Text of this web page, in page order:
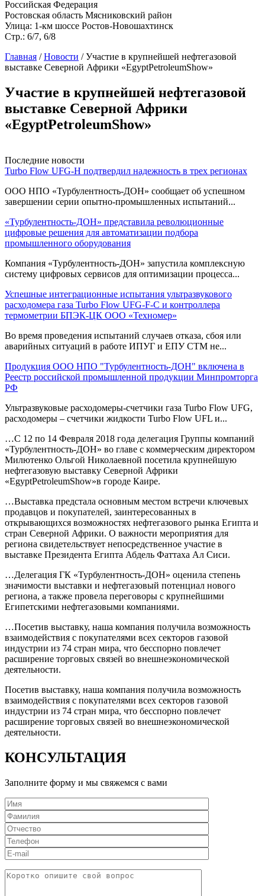
Российская Федерация
Ростовская область Мясниковский район
Улица: 1-км шоссе Ростов-Новошахтинск
Стр.: 6/7, 6/8
Главная /Новости /Участие в крупнейшей нефтегазовой
выставке Северной Африки «EgyptPetroleumShow»
Участие в крупнейшей нефтегазовой
выставке Северной Африки
«EgyptPetroleumShow»
Последние новости
Turbo Flow UFG-H подтвердил надежность в трех регионах
ООО НПО «Турбулентность-ДОН» сообщает об успешном
завершении серии опытно-промышленных испытаний...
«Турбулентность-ДОН» представила революционные
цифровые решения для автоматизации подбора
промышленного оборудования
Компания «Турбулентность-ДОН» запустила комплексную
систему цифровых сервисов для оптимизации процесса...
Успешные интеграционные испытания ультразвукового
расходомера газа Turbo Flow UFG-F-С и контроллера
термометрии БПЭК-ЦК ООО «Техномер»
Во время проведения испытаний случаев отказа, сбоя или
аварийных ситуаций в работе ИПУГ и ЕПУ СТМ не...
Продукция ООО НПО "Турбулентность-ДОН" включена в
Реестр российской промышленной продукции Минпромторга
РФ
Ультразвуковые расходомеры-счетчики газа Turbo Flow UFG,
расходомеры – счетчики жидкости Turbo Flow UFL и...
…С 12 по 14 Февраля 2018 года делегация Группы компаний
«Турбулентность-ДОН» во главе с коммерческим директором
Милютенко Ольгой Николаевной посетила крупнейшую
нефтегазовую выставку Северной Африки
«EgyptPetroleumShow»в городе Каире.
…Выставка предстала основным местом встречи ключевых
продавцов и покупателей, заинтересованных в
открывающихся возможностях нефтегазового рынка Египта и
стран Северной Африки. О важности мероприятия для
региона свидетельствует непосредственное участие в
выставке Президента Египта Абдель Фаттаха Ал Сиси.
…Делегация ГК «Турбулентность-ДОН» оценила степень
значимости выставки и нефтегазовый потенциал нового
региона, а также провела переговоры с крупнейшими
Египетскими нефтегазовыми компаниями.
…Посетив выставку, наша компания получила возможность
взаимодействия с покупателями всех секторов газовой
индустрии из 74 стран мира, что бесспорно повлечет
расширение торговых связей во внешнеэкономической
деятельности.
Посетив выставку, наша компания получила возможность
взаимодействия с покупателями всех секторов газовой
индустрии из 74 стран мира, что бесспорно повлечет
расширение торговых связей во внешнеэкономической
деятельности.
КОНСУЛЬТАЦИЯ
Заполните форму и мы свяжемся с вами